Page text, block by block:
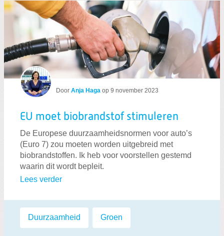
Door Anja Haga op 9 november 2023
EU moet biobrandstof stimuleren
De Europese duurzaamheidsnormen voor auto’s
(Euro 7) zou moeten worden uitgebreid met
biobrandstoffen. Ik heb voor voorstellen gestemd
waarin dit wordt bepleit.
Lees verder
Labels:
Duurzaamheid Groen